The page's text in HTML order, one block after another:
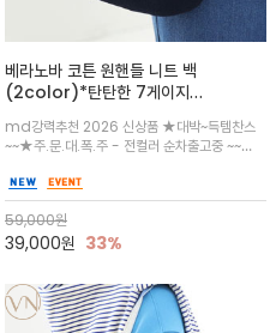
베라노바 코튼 원핸들 니트 백
(2color)*탄탄한 7게이지
원단 자체에 입체적인 무늬를 짜 넣는 편
직 기법
md강력추천 2026 신상품 ★대박~득템찬스
~~★주.문.대.폭.주 - 전컬러 순차출고중 ~~★
VERANOVA PARIS" 자카드 레터링이 돋보이
는 니트백/유연하면서도 탄탄한 짜임으로 실용
성까지 챙긴 베라노바만의 에센셜 백을 만나보세
요^^
59,000원
39,000원 33%